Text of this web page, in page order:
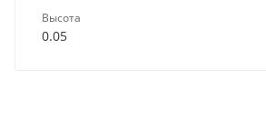
Высота
0.05